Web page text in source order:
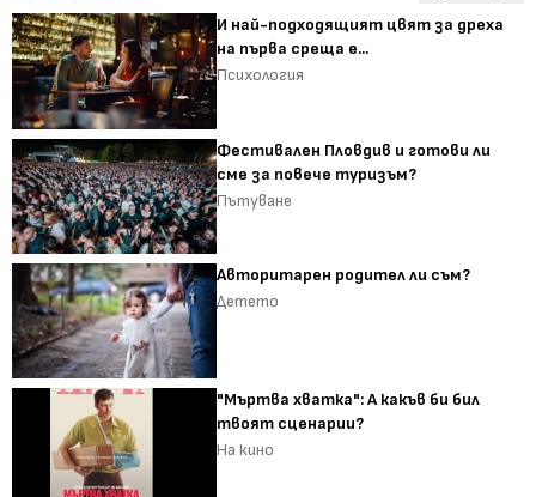
И най-подходящият цвят за дреха
на първа среща е...
Психология
Фестивален Пловдив и готови ли
сме за повече туризъм?
Пътуване
Авторитарен родител ли съм?
Детето
"Мъртва хватка": А какъв би бил
твоят сценарии?
На кино